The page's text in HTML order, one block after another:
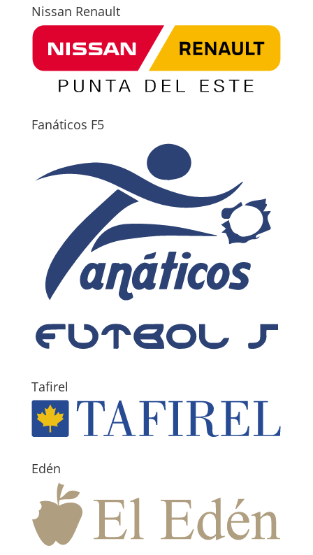
Nissan Renault
Fanáticos F5
Tafirel
Edén